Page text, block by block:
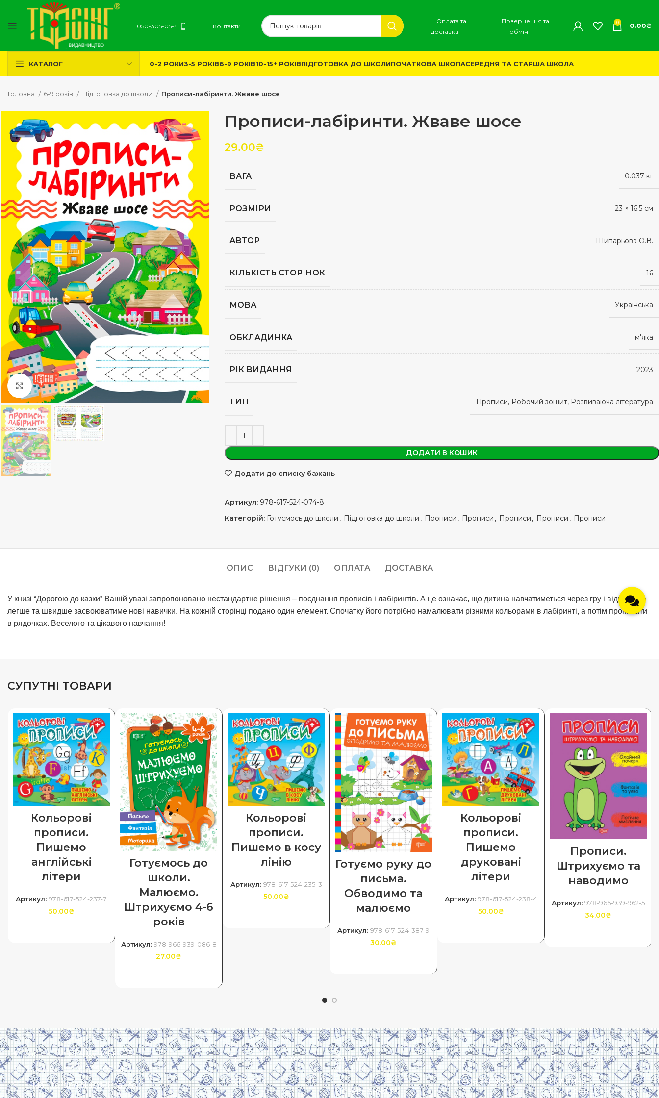
050-305-05-41 Контакти
Оплата та
доставка
Повернення та
обмін
0 0.00₴
КАТАЛОГ 0-2 РОКИ3-5 РОКІВ6-9 РОКІВ10-15+ РОКІВПІДГОТОВКА ДО ШКОЛИПОЧАТКОВА ШКОЛАСЕРЕДНЯ ТА СТАРША ШКОЛА
Головна 6-9 років Підготовка до школи Прописи-лабіринти. Жваве шосе
Клацніть, щоб збільшити
Прописи-лабіринти. Жваве шосе
29.00₴
ВАГА 0.037 кг
РОЗМІРИ 23 × 16.5 см
АВТОР Шипарьова О.В.
КІЛЬКІСТЬ СТОРІНОК 16
МОВА Українська
ОБКЛАДИНКА м'яка
РІК ВИДАННЯ 2023
ТИП Прописи, Робочий зошит, Розвиваюча література
ДОДАТИ В КОШИК
Додати до списку бажань
Артикул: 978-617-524-074-8
Категорій: Готуємось до школи , Підготовка до школи , Прописи , Прописи , Прописи , Прописи , Прописи
ОПИС ВІДГУКИ (0) ОПЛАТА ДОСТАВКА
У книзі “Дорогою до казки” Вашій увазі запропоновано нестандартне рішення – поєднання прописів і лабіринтів. А це означає, що дитина навчатиметься через гру і відповідно
легше та швидше засвоюватиме нові навички. На кожній сторінці подано один елемент. Спочатку його потрібно намалювати різними кольорами в лабіринті, а потім прописати
в рядочках. Веселого та цікавого навчання!
СУПУТНІ ТОВАРИ
Кольорові
прописи.
Пишемо
англійські
літери
Артикул: 978-617-524-237-7
50.00₴
Готуємось до
школи.
Малюємо.
Штрихуємо 4-6
років
Артикул: 978-966-939-086-8
27.00₴
Кольорові
прописи.
Пишемо в косу
лінію
Артикул: 978-617-524-235-3
50.00₴
Готуємо руку до
письма.
Обводимо та
малюємо
Артикул: 978-617-524-387-9
30.00₴
Кольорові
прописи.
Пишемо
друковані
літери
Артикул: 978-617-524-238-4
50.00₴
Прописи.
Штрихуємо та
наводимо
Артикул: 978-966-939-962-5
34.00₴
Харків, вулиця Сумська, 13
Телефон: (050) 305-05-41
E-Mail: torsingplus@gmail.com
Про видавництво
Контакти
Оплата та
доставка
Повернення та
Скачати прайс
Система знижок
Договір оферти
Політика
конфіденційності